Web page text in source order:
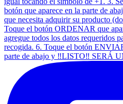
botón que aparece en la parte de
que necesita adquirir su producto
Toque el botón ORDENAR que
agregue todos los datos requeridos
recogida. 6. Toque el botón
parte de abajo y ‼️LISTO‼️ SERÁ